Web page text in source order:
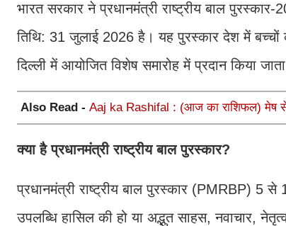
भारत सरकार ने प्रधानमंत्री राष्ट्रीय बाल
तिथि: 31 जुलाई 2026 है। यह पुरस्कार देश में बच्चों को
दिल्ली में आयोजित विशेष समारोह में प्रदान किया
Also Read - Aaj ka Rashifal : (आज का राशिफल) मेष से
क्या है प्रधानमंत्री राष्ट्रीय बाल पुरस्कार?
प्रधानमंत्री राष्ट्रीय बाल पुरस्कार (PMRBP) 5 से
उपलब्धि हासिल की हो या अद्भुत साहस, नवाचार,